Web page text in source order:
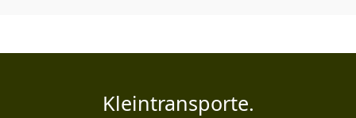
Kleintransporte.